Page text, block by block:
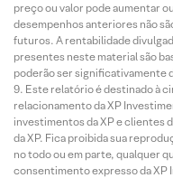
preço ou valor pode aumentar
desempenhos anteriores não
futuros. A rentabilidade
presentes neste material são
poderão ser significativamente
Este relatório é destinado à
relacionamento da XP
investimentos da XP e clientes
da XP. Fica proibida sua
no todo ou em parte, qualquer
consentimento expresso da XP